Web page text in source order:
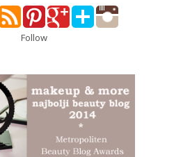
Follow